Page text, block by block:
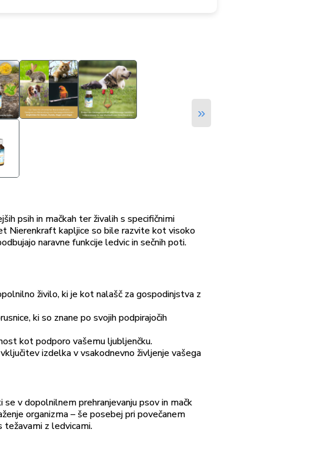
»
psih in mačkah ter živalih s specifičnimi
Nierenkraft kapljice so bile razvite kot visoko
naravne funkcije ledvic in sečnih poti.
živilo, ki je kot nalašč za gospodinjstva z
ki so znane po svojih podpirajočih
kot podporo vašemu ljubljenčku.
izdelka v vsakodnevno življenje vašega
v dopolnilnem prehranjevanju psov in mačk
organizma – še posebej pri povečanem
težavami z ledvicami.